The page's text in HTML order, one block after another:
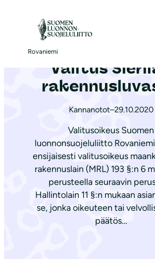
Rovaniemi
Etusivu|Ajankohtaista
Valitus
Kannanotot–29.10.2020
Valitusoikeus Suomen
luonnonsuojeluliitto
ensijaisesti valitusoikeus
rakennuslain (MRL) 193 §:n 6
perusteella seuraavin
Hallintolain 11 §:n mukaan
se, jonka oikeuteen tai
päätös…